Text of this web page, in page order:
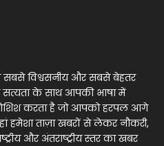
विश्वसनीय और सबसे बेहतर
सत्यता के साथ आपकी भाषा में
करता है जो आपको हरपल आगे
ताज़ा खबरों से लेकर नौकरी,
और अंतराष्ट्रीय स्तर का खबर